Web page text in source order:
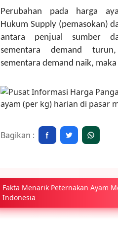
Perubahan pada harga
Hukum Supply (pemasokan)
antara penjual sumber
sementara demand
sementara demand naik,
Bagikan :
Fakta Menarik Peternakan Ayam
Indonesia